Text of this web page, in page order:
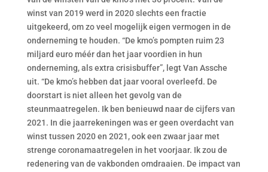
winst van 2019 werd in 2020 slechts een fractie
uitgekeerd, om zo veel mogelijk eigen vermogen in de
onderneming te houden. “De kmo’s pompten ruim 23
miljard euro méér dan het jaar voordien in hun
onderneming, als extra crisisbuffer”, legt Van Assche
uit. “De kmo’s hebben dat jaar vooral overleefd. De
doorstart is niet alleen het gevolg van de
steunmaatregelen. Ik ben benieuwd naar de cijfers van
2021. In die jaarrekeningen was er geen overdacht van
winst tussen 2020 en 2021, ook een zwaar jaar met
strenge coronamaatregelen in het voorjaar. Ik zou de
redenering van de vakbonden omdraaien. De impact van